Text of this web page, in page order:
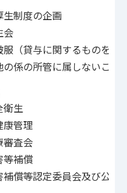
生制度の企画
会
服（貸与に関するものを除
係の所管に属しないこと
衛生
康管理
審査会
等補償
補償等認定委員会及び公務